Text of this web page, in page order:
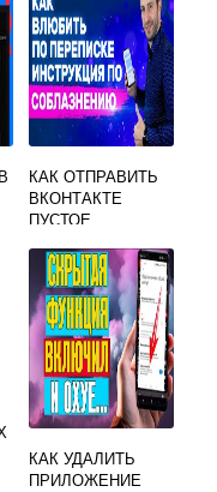
КАК ОТПРАВИТЬ
ВКОНТАКТЕ
ПУСТОЕ
КАК УДАЛИТЬ
ПРИЛОЖЕНИЕ